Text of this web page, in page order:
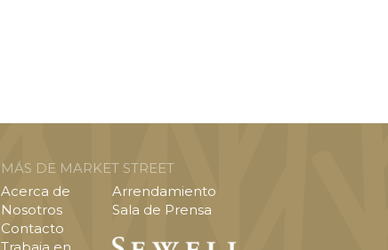
MÁS DE MARKET STREET
Acerca de
Nosotros
Contacto
Arrendamiento
Sala de Prensa